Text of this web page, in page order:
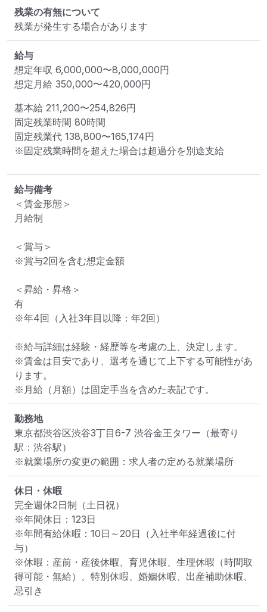
残業の有無について
残業が発生する場合があります
給与
想定年収 6,000,000〜8,000,000円
想定月給 350,000〜420,000円
基本給 211,200〜254,826円
固定残業時間 80時間
固定残業代 138,800〜165,174円
※固定残業時間を超えた場合は超過分を別途支給
給与備考
＜賃金形態＞
月給制
＜賞与＞
※賞与2回を含む想定金額
＜昇給・昇格＞
有
※年4回（入社3年目以降：年2回）
※給与詳細は経験・経歴等を考慮の上、決定します。
※賃金は目安であり、選考を通じて上下する可能性があ
ります。
※月給（月額）は固定手当を含めた表記です。
勤務地
東京都渋谷区渋谷3丁目6-7 渋谷金王タワー （最寄り
駅：渋谷駅）
※就業場所の変更の範囲：求人者の定める就業場所
休日・休暇
完全週休2日制（土日祝）
※年間休日：123日
※年間有給休暇：10日～20日（入社半年経過後に付
与）
※休暇：産前・産後休暇、育児休暇、生理休暇（時間取
得可能・無給）、特別休暇、婚姻休暇、出産補助休暇、
忌引き